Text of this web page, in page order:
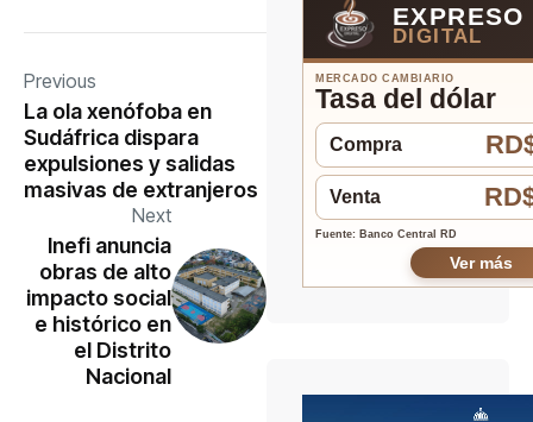
Previous
La ola xenófoba en
Sudáfrica dispara
expulsiones y salidas
masivas de extranjeros
Next
Inefi anuncia
obras de alto
impacto social
e histórico en
el Distrito
Nacional
EXPRESO
DIGITAL
MERCADO CAMBIARIO
Tasa del dólar
Compra
Venta
Fuente: Banco Central RD
Ver más